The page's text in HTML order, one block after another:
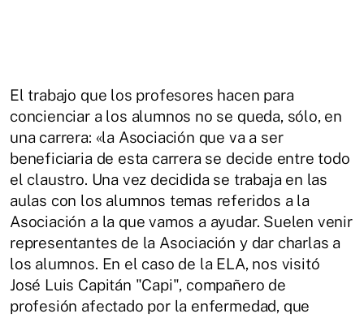
El trabajo que los profesores hacen para
concienciar a los alumnos no se queda, sólo, en
una carrera: «la Asociación que va a ser
beneficiaria de esta carrera se decide entre todo
el claustro. Una vez decidida se trabaja en las
aulas con los alumnos temas referidos a la
Asociación a la que vamos a ayudar. Suelen venir
representantes de la Asociación y dar charlas a
los alumnos. En el caso de la ELA, nos visitó
José Luis Capitán "Capi", compañero de
profesión afectado por la enfermedad, que